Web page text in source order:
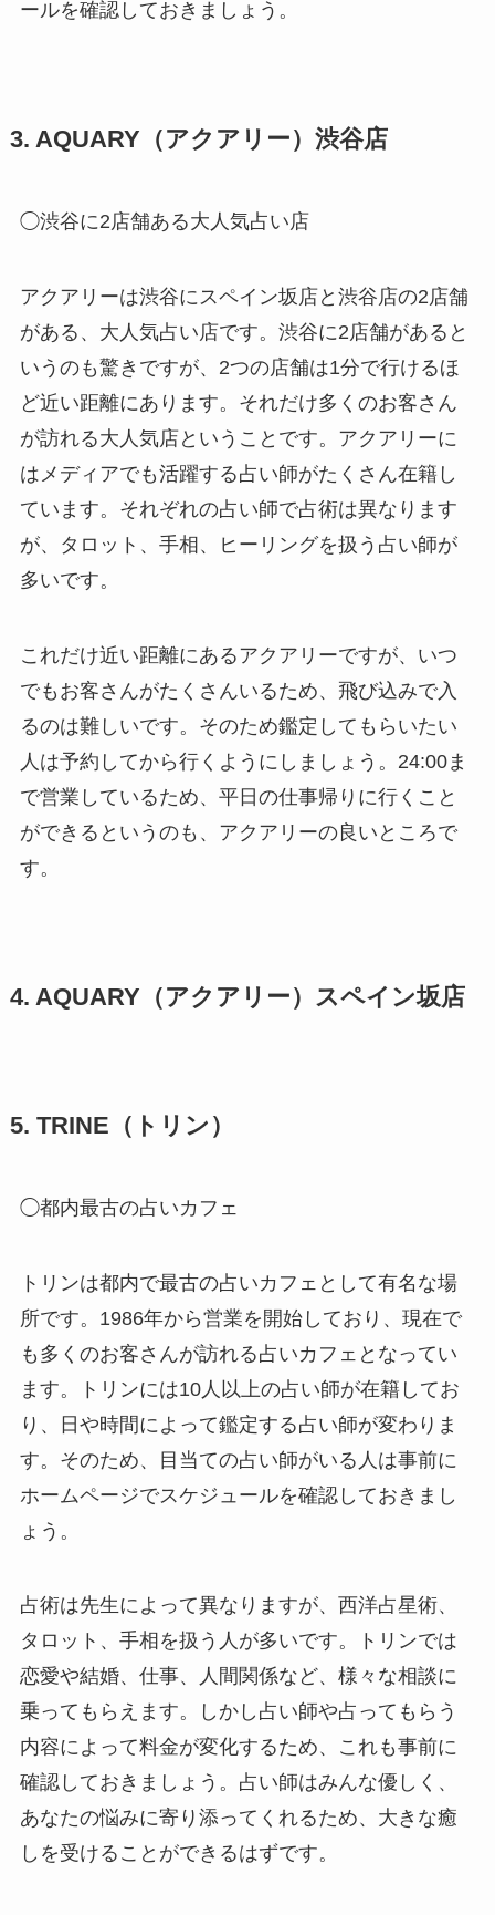
ールを確認しておきましょう。
3. AQUARY（アクアリー）渋谷店
◯渋谷に2店舗ある大人気占い店
アクアリーは渋谷にスペイン坂店と渋谷店の2店舗
がある、大人気占い店です。渋谷に2店舗があると
いうのも驚きですが、2つの店舗は1分で行けるほ
ど近い距離にあります。それだけ多くのお客さん
が訪れる大人気店ということです。アクアリーに
はメディアでも活躍する占い師がたくさん在籍し
ています。それぞれの占い師で占術は異なります
が、タロット、手相、ヒーリングを扱う占い師が
多いです。
これだけ近い距離にあるアクアリーですが、いつ
でもお客さんがたくさんいるため、飛び込みで入
るのは難しいです。そのため鑑定してもらいたい
人は予約してから行くようにしましょう。24:00ま
で営業しているため、平日の仕事帰りに行くこと
ができるというのも、アクアリーの良いところで
す。
4. AQUARY（アクアリー）スペイン坂店
5. TRINE（トリン）
◯都内最古の占いカフェ
トリンは都内で最古の占いカフェとして有名な場
所です。1986年から営業を開始しており、現在で
も多くのお客さんが訪れる占いカフェとなってい
ます。トリンには10人以上の占い師が在籍してお
り、日や時間によって鑑定する占い師が変わりま
す。そのため、目当ての占い師がいる人は事前に
ホームページでスケジュールを確認しておきまし
ょう。
占術は先生によって異なりますが、西洋占星術、
タロット、手相を扱う人が多いです。トリンでは
恋愛や結婚、仕事、人間関係など、様々な相談に
乗ってもらえます。しかし占い師や占ってもらう
内容によって料金が変化するため、これも事前に
確認しておきましょう。占い師はみんな優しく、
あなたの悩みに寄り添ってくれるため、大きな癒
しを受けることができるはずです。